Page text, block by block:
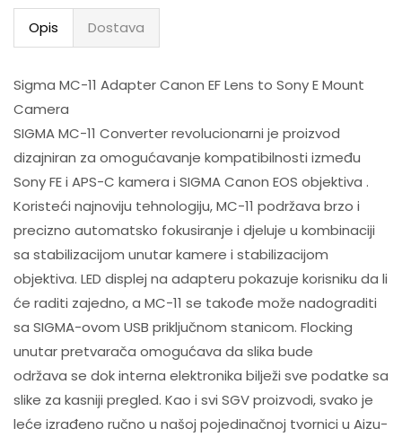
Opis Dostava
Sigma MC-11 Adapter Canon EF Lens to Sony E Mount
Camera
SIGMA MC-11 Converter revolucionarni je proizvod
dizajniran za omogućavanje kompatibilnosti između
Sony FE i APS-C kamera i SIGMA Canon EOS objektiva .
Koristeći najnoviju tehnologiju, MC-11 podržava brzo i
precizno automatsko fokusiranje i djeluje u kombinaciji
sa stabilizacijom unutar kamere i stabilizacijom
objektiva. LED displej na adapteru pokazuje korisniku da li
će raditi zajedno, a MC-11 se takođe može nadograditi
sa SIGMA-ovom USB priključnom stanicom. Flocking
unutar pretvarača omogućava da slika bude
održava se dok interna elektronika bilježi sve podatke sa
slike za kasniji pregled. Kao i svi SGV proizvodi, svako je
leće izrađeno ručno u našoj pojedinačnoj tvornici u Aizu-